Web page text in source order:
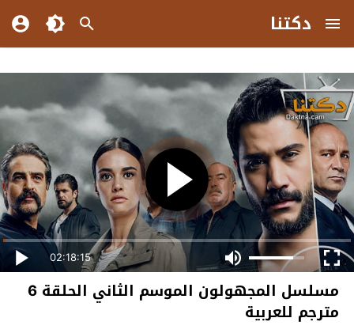
دكتنا
02:18:15
مسلسل المجهولون الموسم الثاني الحلقة 6
مترجم للعربية